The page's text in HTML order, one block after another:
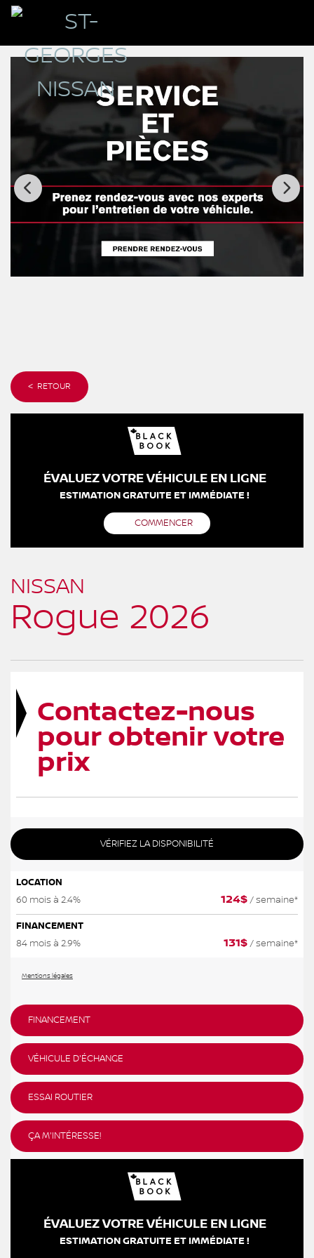
< RETOUR
ÉVALUEZ VOTRE VÉHICULE EN LIGNE
ESTIMATION GRATUITE ET IMMÉDIATE !
COMMENCER
NISSAN
Rogue 2026
Contactez-nous
pour obtenir votre
prix
VÉRIFIEZ LA DISPONIBILITÉ
LOCATION
60 mois à 2.4%
124$ / semaine*
FINANCEMENT
84 mois à 2.9%
131$ / semaine*
Mentions légales
FINANCEMENT
VÉHICULE D'ÉCHANGE
ESSAI ROUTIER
ÇA M'INTÉRESSE!
ÉVALUEZ VOTRE VÉHICULE EN LIGNE
ESTIMATION GRATUITE ET IMMÉDIATE !